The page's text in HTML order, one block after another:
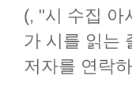
(, "시 수집 아
가 시를 읽는
저자를 연락